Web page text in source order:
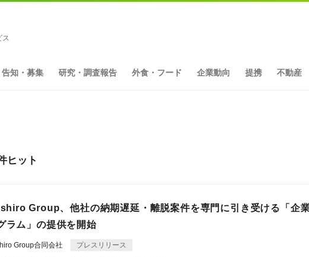
ス
告知・募集 研究・調査報告 外食・フード 企業動向 提携 不動産
ヒット
Group、他社の納期遅延・離脱案件を専門に引き受ける「企
ラム」の提供を開始
Group合同会社 プレスリリース